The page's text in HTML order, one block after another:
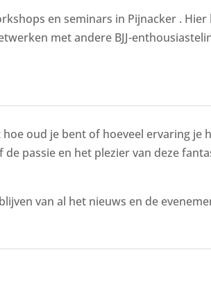
en seminars in Pijnacker . Hier
met andere BJJ-
oud je bent of hoeveel ervaring je
passie en het plezier van deze
van al het nieuws en de